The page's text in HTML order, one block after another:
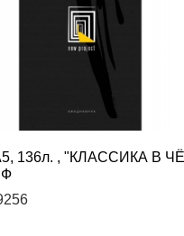
136л. , "КЛАССИКА В